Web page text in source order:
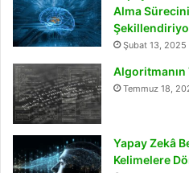
Alma
Şubat 13, 2025
Algoritmanın
Temmuz 18,
Yapay Zekâ
Kelimelere